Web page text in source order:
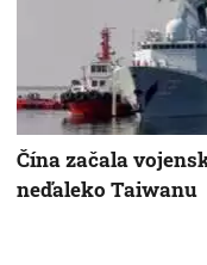
Čína začala
neďaleko Taiwanu